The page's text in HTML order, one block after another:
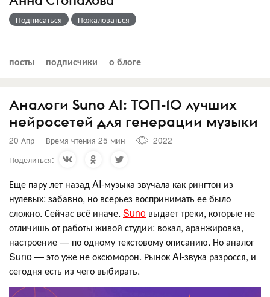
Подписаться Пожаловаться
посты подписчики о блоге
Аналоги Suno AI: ТОП-10 лучших
нейросетей для генерации музыки
20 Апр Время чтения 25 мин
2022
Поделиться:
Еще пару лет назад AI-музыка звучала как рингтон из
нулевых: забавно, но всерьез воспринимать ее было
сложно. Сейчас всё иначе. Suno выдает треки, которые не
отличишь от работы живой студии: вокал, аранжировка,
настроение — по одному текстовому описанию. Но аналог
Suno — это уже не оксюморон. Рынок AI-звука разросся, и
сегодня есть из чего выбирать.